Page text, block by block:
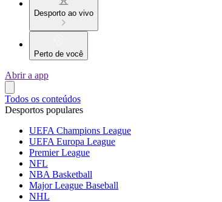
Desporto ao vivo
Perto de você
Abrir a app
Todos os conteúdos
Desportos populares
UEFA Champions League
UEFA Europa League
Premier League
NFL
NBA Basketball
Major League Baseball
NHL